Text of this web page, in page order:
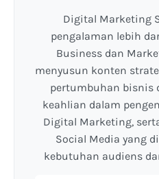
Digital Marketing
pengalaman lebih
Business dan
menyusun konten
pertumbuhan bisnis
keahlian dalam
Digital Marketing,
Social Media yang
kebutuhan audiens